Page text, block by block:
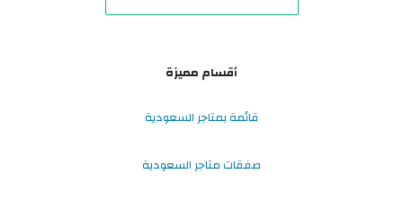
أقسام مميزة
قائمة بمتاجر السعودية
صفقات متاجر السعودية